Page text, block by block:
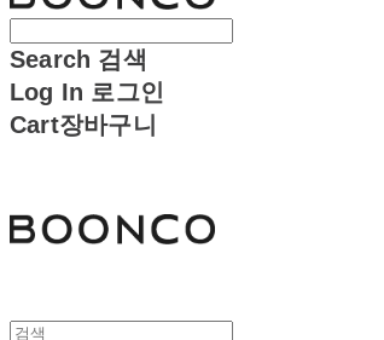
Search 검색
Log In 로그인
Cart장바구니